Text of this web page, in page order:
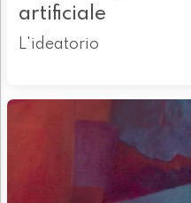
artificiale
L'ideatorio